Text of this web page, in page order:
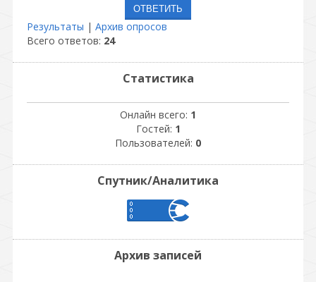
Результаты | Архив опросов
Всего ответов: 24
Статистика
Онлайн всего: 1
Гостей: 1
Пользователей: 0
Спутник/Аналитика
Архив записей